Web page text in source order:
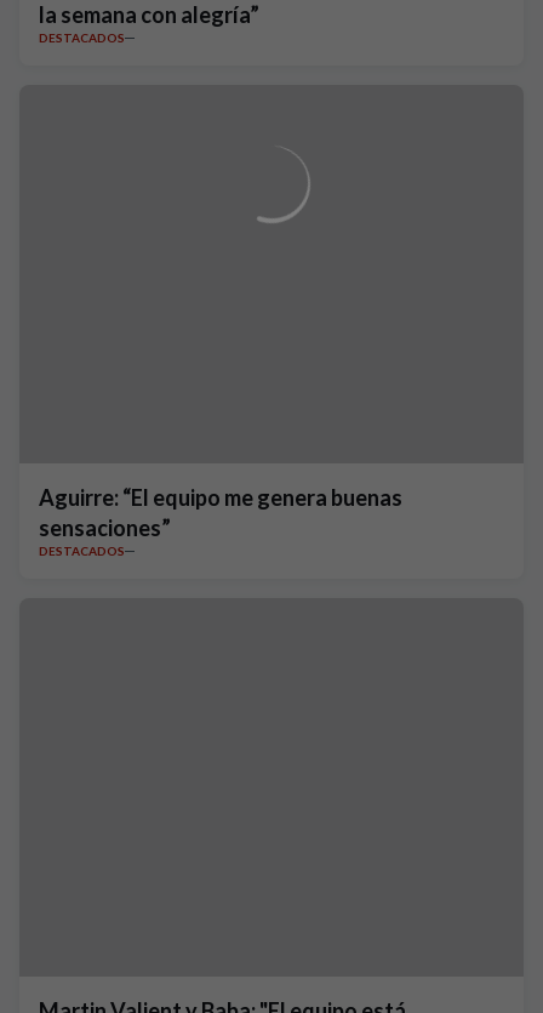
la semana con alegría”
DESTACADOS
Aguirre: “El equipo me genera buenas
sensaciones”
DESTACADOS